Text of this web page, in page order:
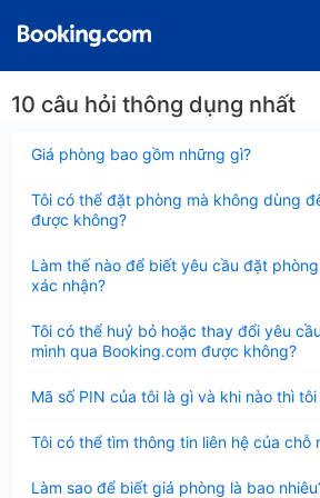
10 câu hỏi thông dụng nhất
Giá phòng bao gồm những gì?
thu
Tôi có thể đặt phòng mà không dùng
được không?
thu
gọn
Làm thế nào để biết yêu cầu đặt
xác nhận?
thu
gọn
Tôi có thể huỷ bỏ hoặc thay đổi yêu
mình qua Booking.com được không?
thu
gọn
Mã số PIN của tôi là gì và khi nào thì
thu
Tôi có thể tìm thông tin liên hệ của chỗ
thu
Làm sao để biết giá phòng là bao
thu